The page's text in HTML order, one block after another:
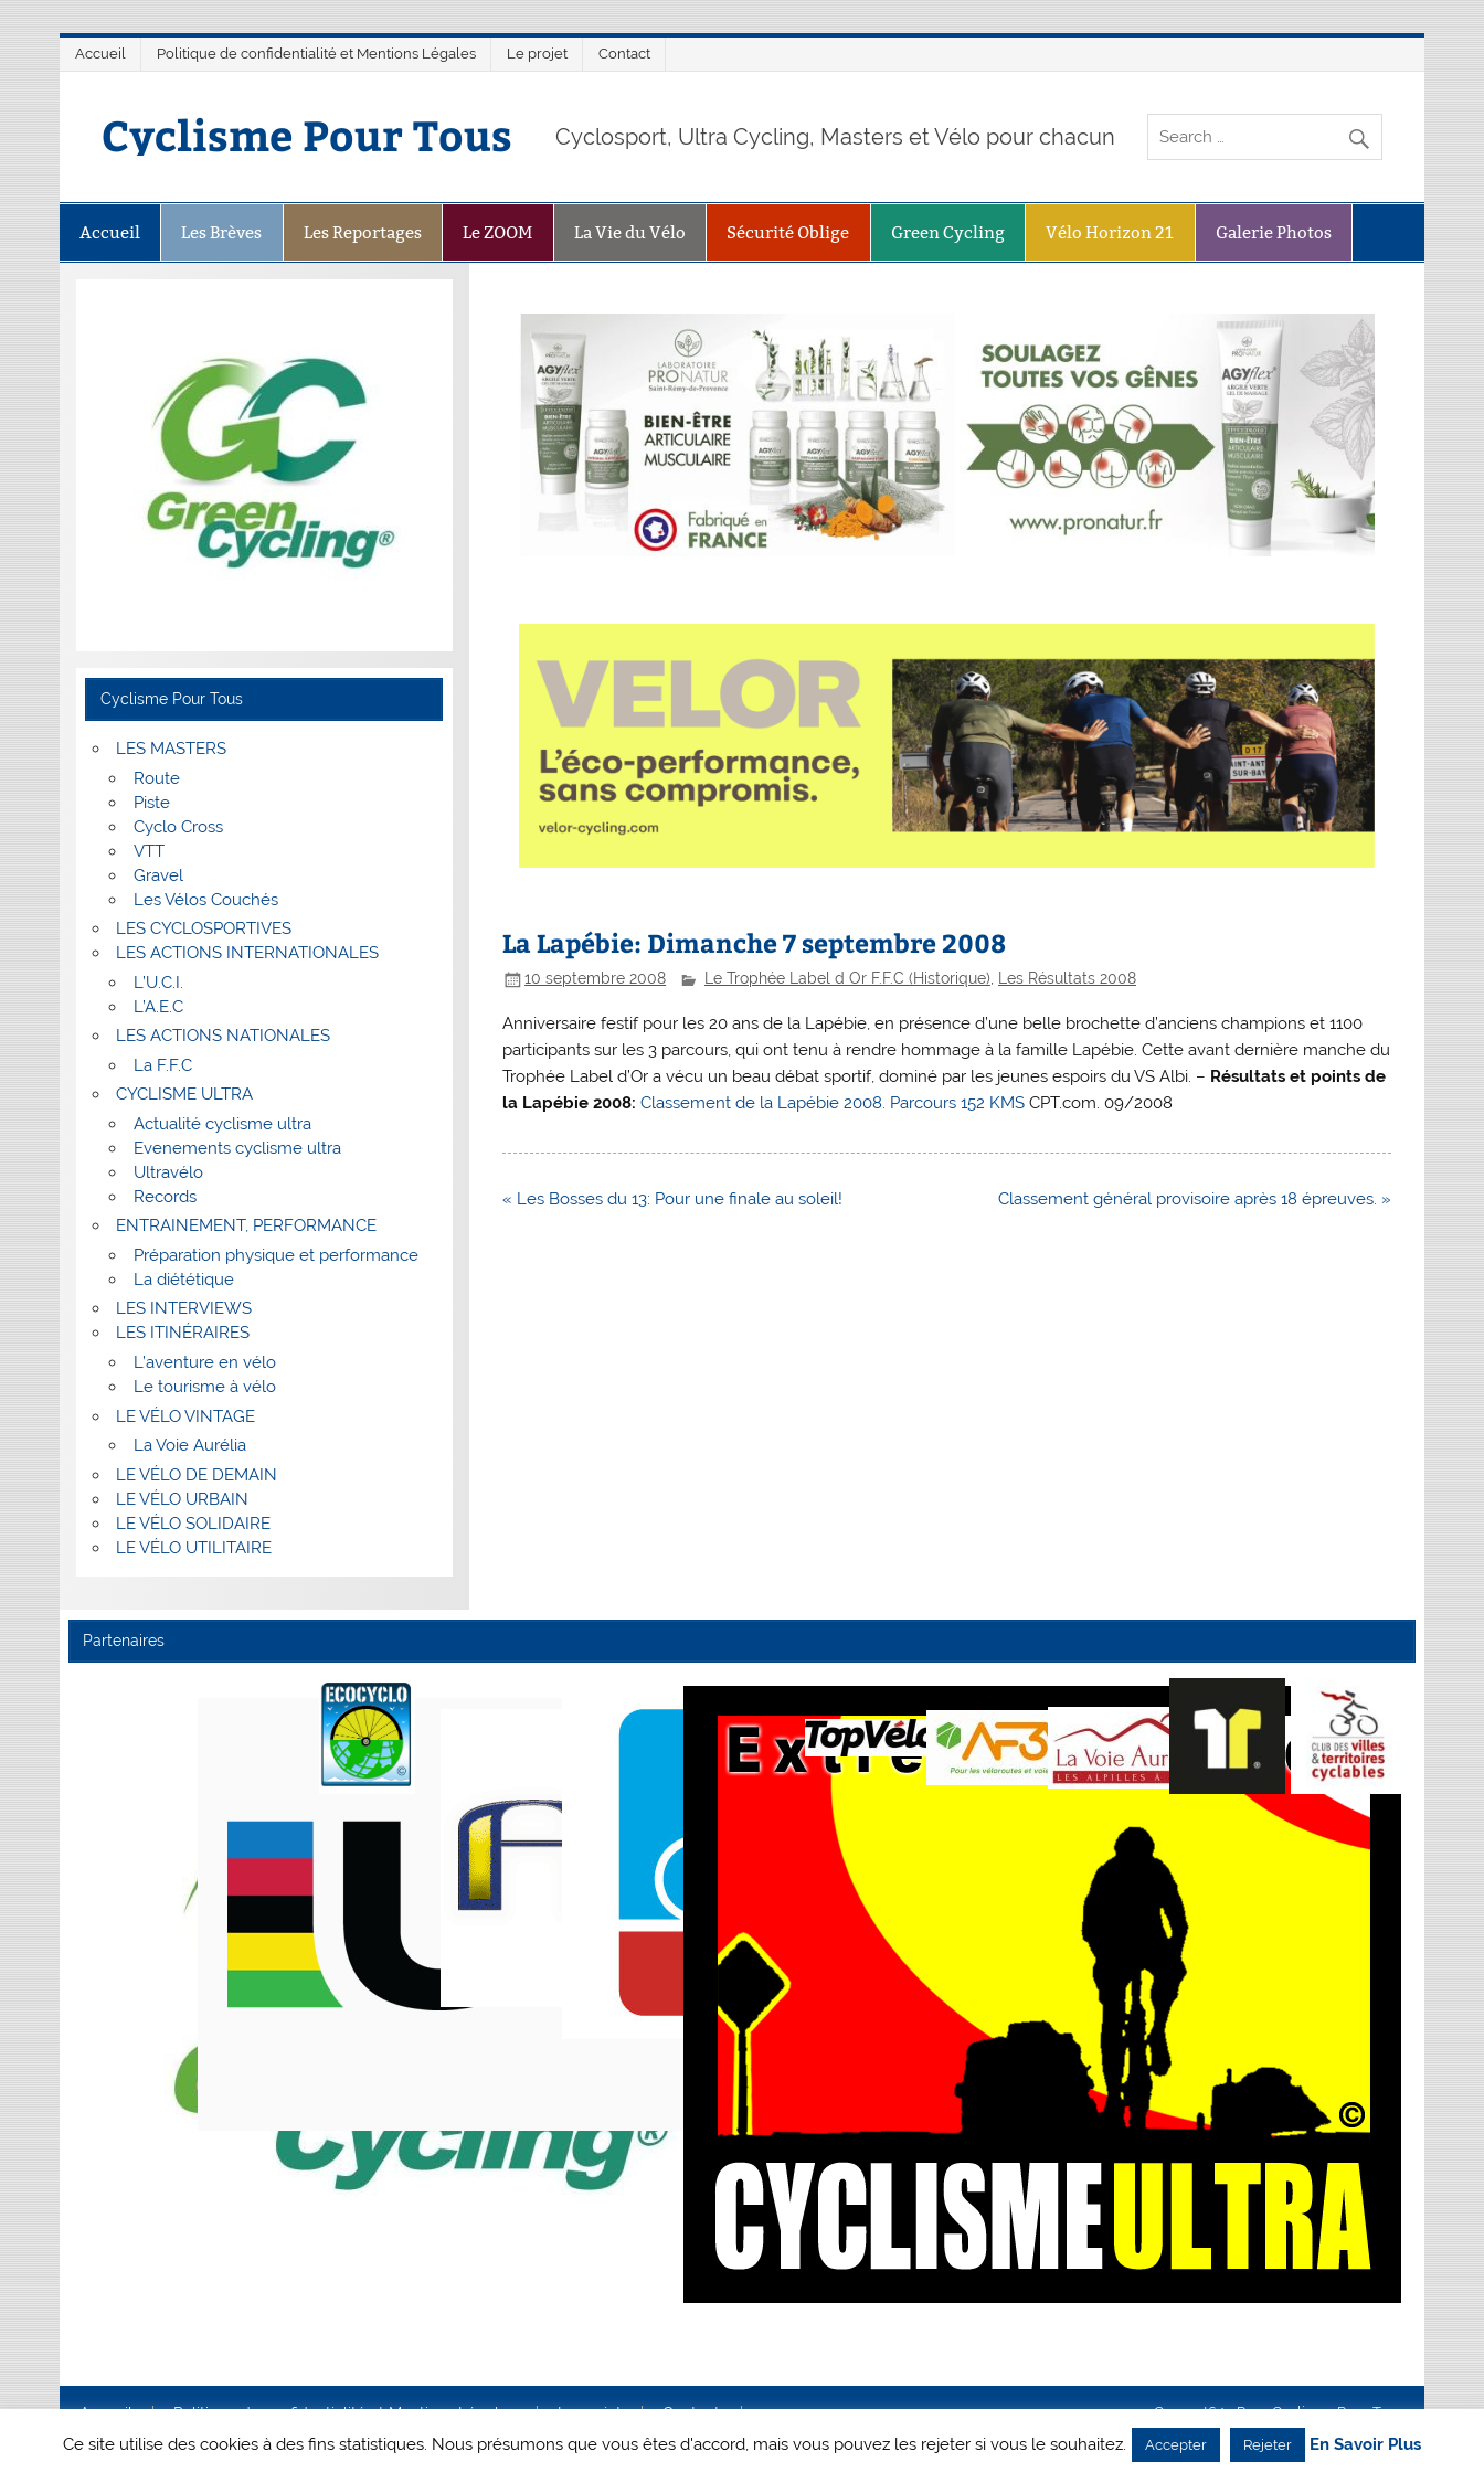
Accueil Politique de confidentialité et Mentions Légales Le projet Contact
Cyclisme Pour Tous Cyclosport, Ultra Cycling, Masters et Vélo pour chacun
Accueil Les Brèves Les Reportages Le ZOOM La Vie du Vélo Sécurité Oblige Green Cycling Vélo Horizon 21 Galerie Photos
La Lapébie: Dimanche 7 septembre 2008
10 septembre 2008 Le Trophée Label d Or F.F.C (Historique), Les Résultats 2008
Anniversaire festif pour les 20 ans de la Lapébie, en présence d’une belle brochette d’anciens champions et 1100
participants sur les 3 parcours, qui ont tenu à rendre hommage à la famille Lapébie. Cette avant dernière manche du
Trophée Label d’Or a vécu un beau débat sportif, dominé par les jeunes espoirs du VS Albi. – Résultats et points de
la Lapébie 2008: Classement de la Lapébie 2008. Parcours 152 KMS CPT.com. 09/2008
Navigation
« Les Bosses du 13: Pour une finale au soleil! Classement général provisoire après 18 épreuves. »
Cyclisme Pour Tous
LES MASTERS
Route
Piste
Cyclo Cross
VTT
Gravel
Les Vélos Couchés
LES CYCLOSPORTIVES
LES ACTIONS INTERNATIONALES
L’U.C.I.
L’A.E.C
LES ACTIONS NATIONALES
La F.F.C
CYCLISME ULTRA
Actualité cyclisme ultra
Evenements cyclisme ultra
Ultravélo
Records
ENTRAINEMENT, PERFORMANCE
Préparation physique et performance
La diététique
LES INTERVIEWS
LES ITINÉRAIRES
L’aventure en vélo
Le tourisme à vélo
LE VÉLO VINTAGE
La Voie Aurélia
LE VÉLO DE DEMAIN
LE VÉLO URBAIN
LE VÉLO SOLIDAIRE
LE VÉLO UTILITAIRE
Partenaires
Accueil Politique de confidentialité et Mentions Légales Le projet Contact Creanet64- Pour Cyclisme Pour Tous
Ce site utilise des cookies à des fins statistiques. Nous présumons que vous êtes d'accord, mais vous pouvez les rejeter si vous le souhaitez. Accepter Rejeter En Savoir Plus